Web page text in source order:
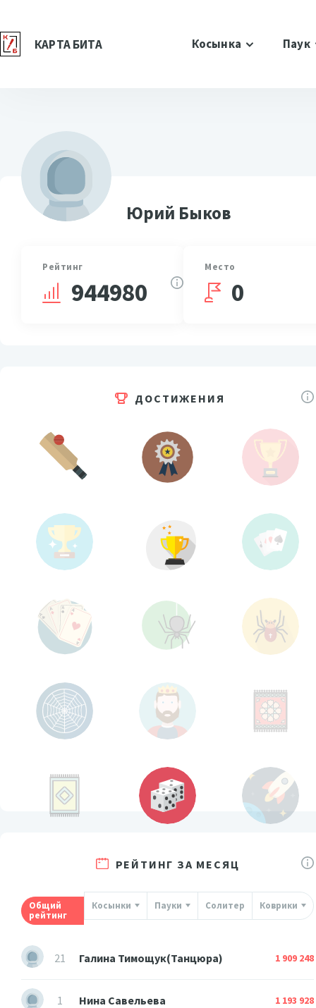
КАРТА БИТА Косынка Паук
Юрий Быков
Рейтинг
944980
Место
0
ДОСТИЖЕНИЯ
РЕЙТИНГ ЗА МЕСЯЦ
Общий
рейтинг
Косынки Пауки Солитер Коврики
21 Галина Тимощук(Танцюра) 1 909 248
1 Нина Савельева 1 193 928